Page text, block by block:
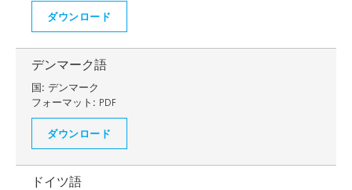
ダウンロード
デンマーク語
国: デンマーク
フォーマット: PDF
ダウンロード
ドイツ語